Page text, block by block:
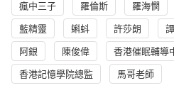
瘋中三子 羅倫斯 羅海憫
藍精靈 蝌蚪 許莎朗
阿銀 陳俊偉 香港催眠輔導
香港記憶學院總監 馬哥老師